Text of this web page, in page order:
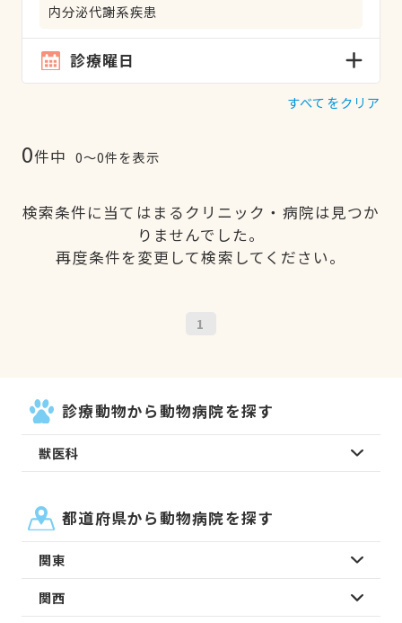
内分泌代謝系疾患
診療曜日
すべてをクリア
0件中 0〜0件を表示
検索条件に当てはまるクリニック・病院は見つか
りませんでした。
再度条件を変更して検索してください。
1
診療動物から動物病院を探す
獣医科
都道府県から動物病院を探す
関東
関西